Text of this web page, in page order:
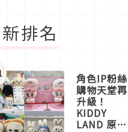
排名
角色IP粉絲
購物天堂再
升級！
KIDDY
LAND 原宿